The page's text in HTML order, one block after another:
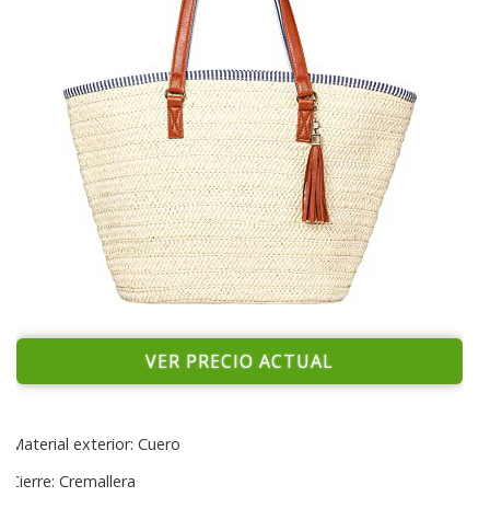
VER PRECIO ACTUAL
Material exterior: Cuero
Cierre: Cremallera